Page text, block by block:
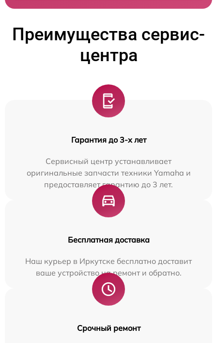
Преимущества сервис-
центра
Гарантия до 3-х лет
Сервисный центр устанавливает
оригинальные запчасти техники Yamaha и
предоставляет гарантию до 3 лет.
Бесплатная доставка
Наш курьер в Иркутске бесплатно доставит
ваше устройство на ремонт и обратно.
Срочный ремонт